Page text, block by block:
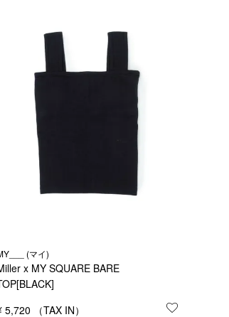
に登録する
(マイ)
x MY SQUARE BARE
5,720